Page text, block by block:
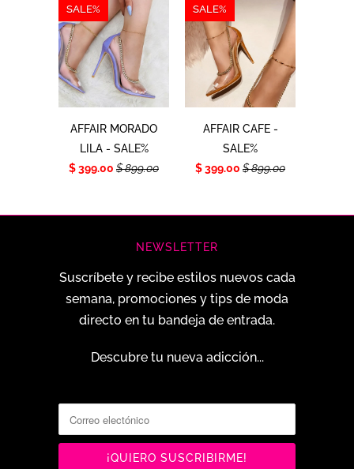
AFFAIR MORADO
LILA - SALE%
$ 399.00 $ 899.00
SALE%
AFFAIR CAFE -
SALE%
$ 399.00 $ 899.00
SALE%
NEWSLETTER
Suscríbete y recibe estilos nuevos cada
semana, promociones y tips de moda
directo en tu bandeja de entrada.
Descubre tu nueva adicción...